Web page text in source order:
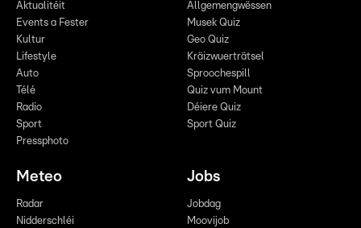
Aktualitéit
Events a Fester
Kultur
Lifestyle
Auto
Télé
Radio
Sport
Pressphoto
Allgemengwëssen
Musek Quiz
Geo Quiz
Kräizwuerträtsel
Sproochespill
Quiz vum Mount
Déiere Quiz
Sport Quiz
Meteo
Radar
Nidderschléi
Jobs
Jobdag
Moovijob